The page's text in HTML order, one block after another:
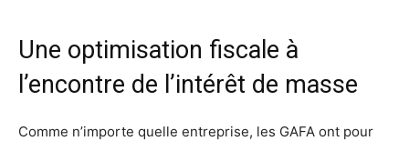
Une optimisation fiscale à
l’encontre de l’intérêt de masse
Comme n’importe quelle entreprise, les GAFA ont pour